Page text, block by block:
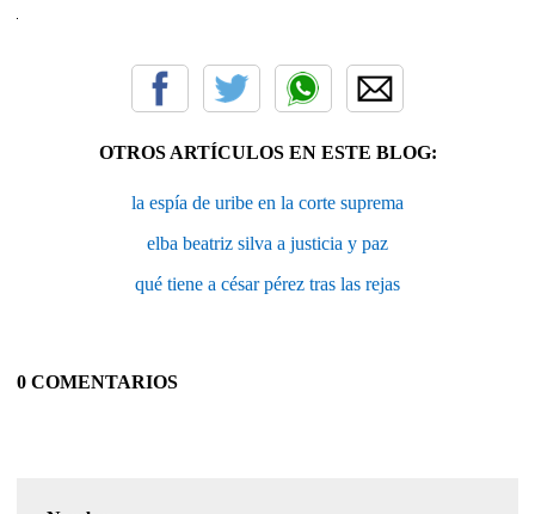
OTROS ARTÍCULOS EN ESTE BLOG:
la espía de uribe en la corte suprema
elba beatriz silva a justicia y paz
qué tiene a césar pérez tras las rejas
0 COMENTARIOS